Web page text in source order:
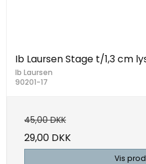
Ib Laursen Stage t/1,3 cm
Ib Laursen
90201-17
45,00 DKK
29,00 DKK
Vis